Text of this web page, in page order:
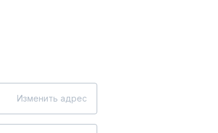
Изменить адрес